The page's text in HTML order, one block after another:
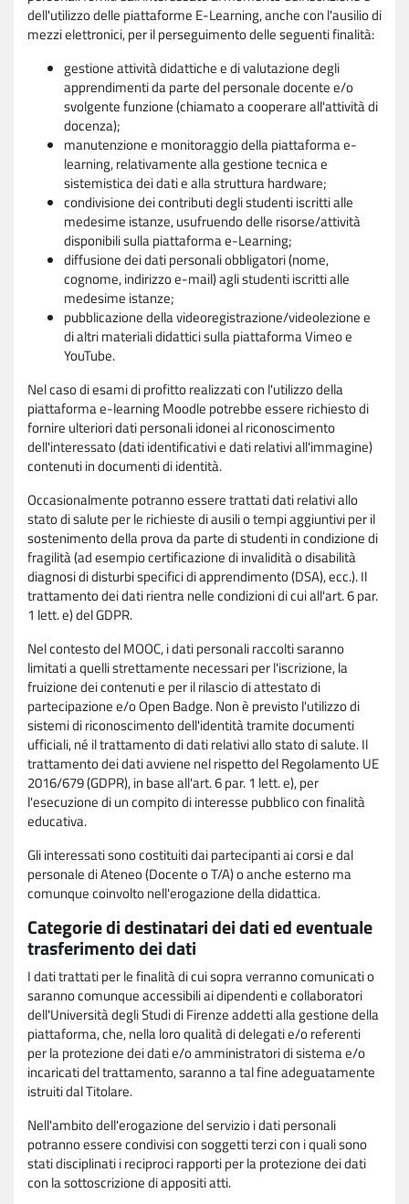
dell'utilizzo delle piattaforme E-Learning, anche con l'ausilio di
mezzi elettronici, per il perseguimento delle seguenti finalità:
gestione attività didattiche e di valutazione degli
apprendimenti da parte del personale docente e/o
svolgente funzione (chiamato a cooperare all'attività di
docenza);
manutenzione e monitoraggio della piattaforma e-
learning, relativamente alla gestione tecnica e
sistemistica dei dati e alla struttura hardware;
condivisione dei contributi degli studenti iscritti alle
medesime istanze, usufruendo delle risorse/attività
disponibili sulla piattaforma e-Learning;
diffusione dei dati personali obbligatori (nome,
cognome, indirizzo e-mail) agli studenti iscritti alle
medesime istanze;
pubblicazione della videoregistrazione/videolezione e
di altri materiali didattici sulla piattaforma Vimeo e
YouTube.
Nel caso di esami di profitto realizzati con l'utilizzo della
piattaforma e-learning Moodle potrebbe essere richiesto di
fornire ulteriori dati personali idonei al riconoscimento
dell'interessato (dati identificativi e dati relativi all'immagine)
contenuti in documenti di identità.
Occasionalmente potranno essere trattati dati relativi allo
stato di salute per le richieste di ausili o tempi aggiuntivi per il
sostenimento della prova da parte di studenti in condizione di
fragilità (ad esempio certificazione di invalidità o disabilità
diagnosi di disturbi specifici di apprendimento (DSA), ecc.). Il
trattamento dei dati rientra nelle condizioni di cui all'art. 6 par.
1 lett. e) del GDPR.
Nel contesto del MOOC, i dati personali raccolti saranno
limitati a quelli strettamente necessari per l'iscrizione, la
fruizione dei contenuti e per il rilascio di attestato di
partecipazione e/o Open Badge. Non è previsto l'utilizzo di
sistemi di riconoscimento dell'identità tramite documenti
ufficiali, né il trattamento di dati relativi allo stato di salute. Il
trattamento dei dati avviene nel rispetto del Regolamento UE
2016/679 (GDPR), in base all'art. 6 par. 1 lett. e), per
l'esecuzione di un compito di interesse pubblico con finalità
educativa.
Gli interessati sono costituiti dai partecipanti ai corsi e dal
personale di Ateneo (Docente o T/A) o anche esterno ma
comunque coinvolto nell'erogazione della didattica.
Categorie di destinatari dei dati ed eventuale
trasferimento dei dati
I dati trattati per le finalità di cui sopra verranno comunicati o
saranno comunque accessibili ai dipendenti e collaboratori
dell'Università degli Studi di Firenze addetti alla gestione della
piattaforma, che, nella loro qualità di delegati e/o referenti
per la protezione dei dati e/o amministratori di sistema e/o
incaricati del trattamento, saranno a tal fine adeguatamente
istruiti dal Titolare.
Nell'ambito dell'erogazione del servizio i dati personali
potranno essere condivisi con soggetti terzi con i quali sono
stati disciplinati i reciproci rapporti per la protezione dei dati
con la sottoscrizione di appositi atti.